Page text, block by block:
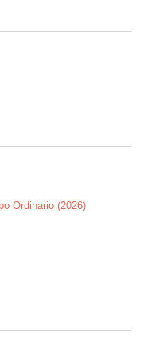
Ordinario (2026)